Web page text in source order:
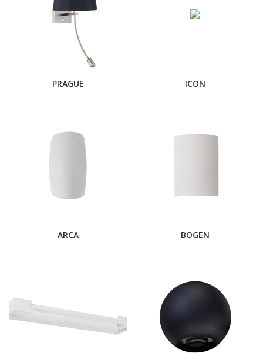
PRAGUE ICON
ARCA BOGEN